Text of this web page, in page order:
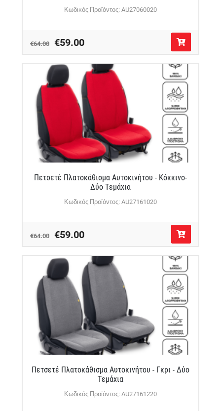
Κωδικός Προϊόντος: AU27060020
€64.00 €59.00
Πετσετέ Πλατοκάθισμα Αυτοκινήτου - Κόκκινο-
Δύο Τεμάχια
Κωδικός Προϊόντος: AU27161020
€64.00 €59.00
Πετσετέ Πλατοκάθισμα Αυτοκινήτου - Γκρι - Δύο
Τεμάχια
Κωδικός Προϊόντος: AU27161220